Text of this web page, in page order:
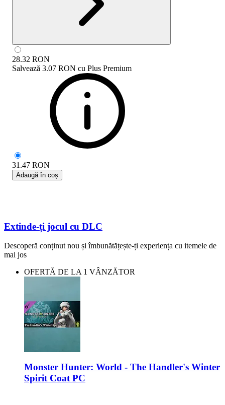
28.32 RON
Salvează 3.07 RON cu Plus Premium
31.47 RON
Adaugă în coș
Extinde-ți jocul cu DLC
Descoperă conținut nou și îmbunătățește-ți experiența cu itemele de
mai jos
OFERTĂ DE LA 1 VÂNZĂTOR
Monster Hunter: World - The Handler's Winter
Spirit Coat PC